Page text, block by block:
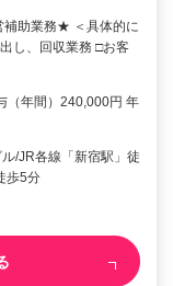
補助業務★ ＜具体的に
し、回収業務 □お客
（年間）240,000円 年
/JR各線「新宿駅」徒
歩5分